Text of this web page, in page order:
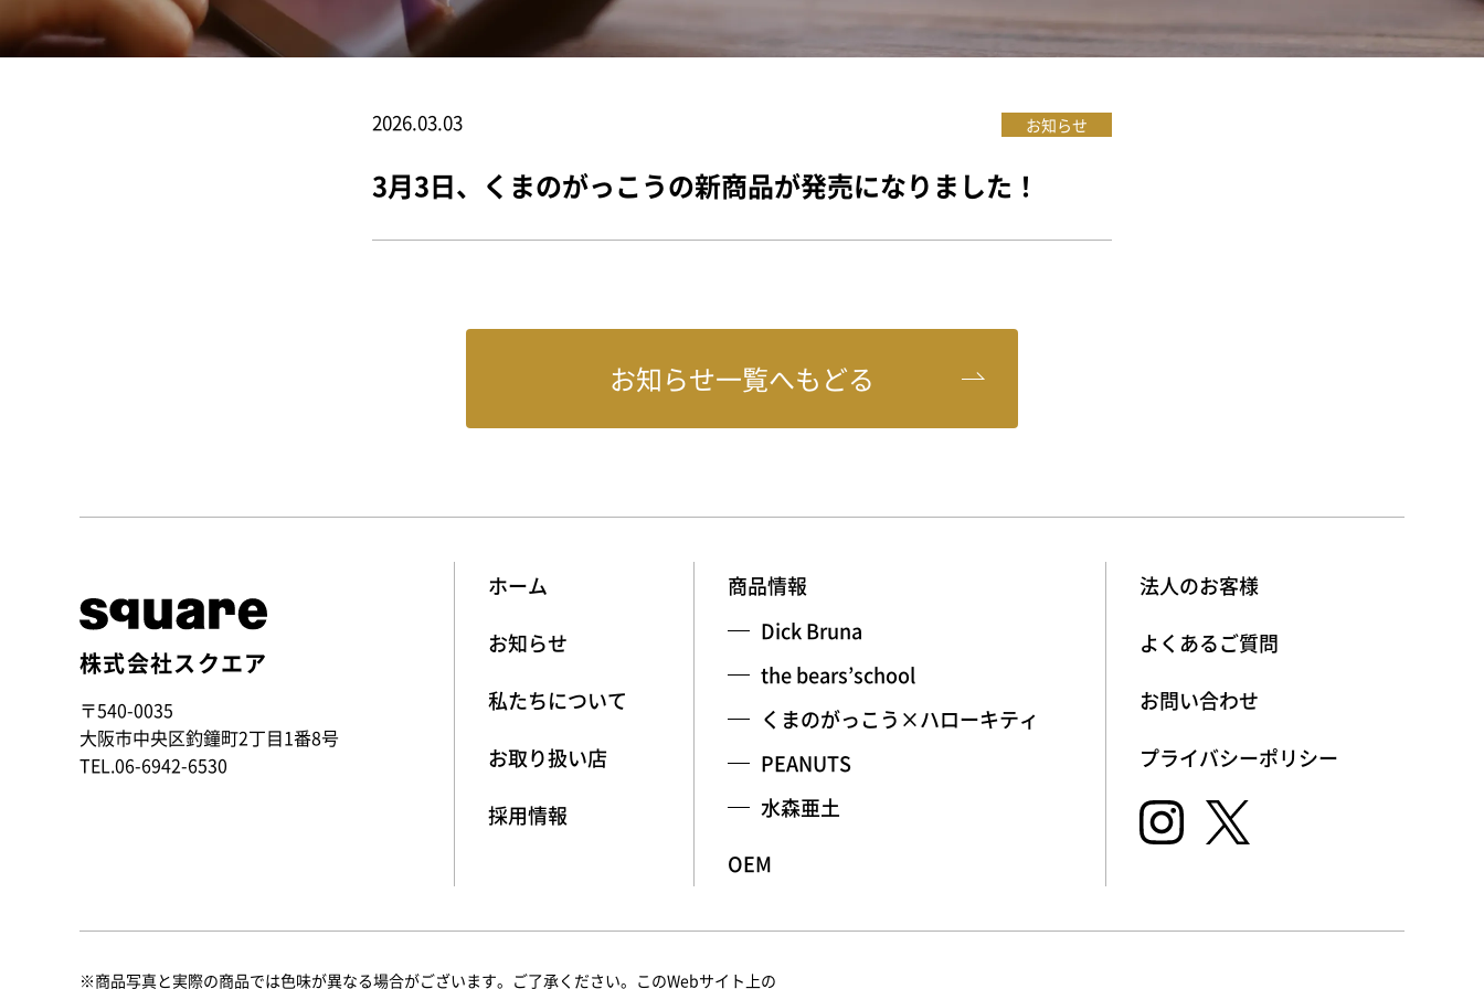
2026.03.03 お知らせ
3月3日、くまのがっこうの新商品が発売になりました！
お知らせ一覧へもどる
株式会社スクエア
〒540-0035
大阪市中央区釣鐘町2丁目1番8号
TEL.06-6942-6530
ホーム
お知らせ
私たちについて
お取り扱い店
採用情報
商品情報
Dick Bruna
the bears’school
くまのがっこう×ハローキティ
PEANUTS
水森亜土
OEM
法人のお客様
よくあるご質問
お問い合わせ
プライバシーポリシー
商品写真と実際の商品では色味が異なる場合がございます。ご了承ください。このWebサイト上の